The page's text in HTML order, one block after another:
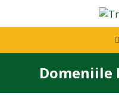
content
Domeniile